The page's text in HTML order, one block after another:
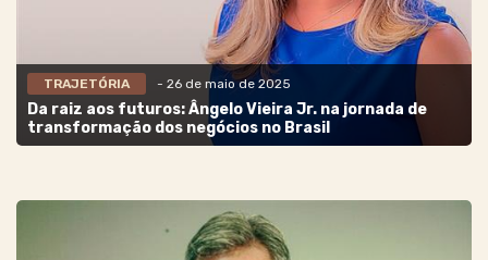
TRAJETÓRIA - 26 de maio de 2025
Da raiz aos futuros: Ângelo Vieira Jr. na jornada de
transformação dos negócios no Brasil